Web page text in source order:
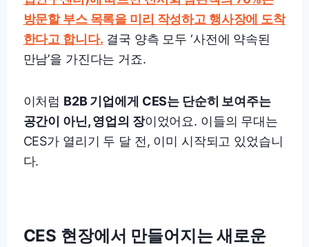
방문할 부스 목록을 미리 작성하고 행사장에 도착
한다고 합니다. 결국 양측 모두 ‘사전에 약속된
만남’을 가진다는 거죠.
이처럼 B2B 기업에게 CES는 단순히 보여주는
공간이 아닌, 영업의 장이었어요. 이들의 무대는
CES가 열리기 두 달 전, 이미 시작되고 있었습니
다.
CES 현장에서 만들어지는 새로운